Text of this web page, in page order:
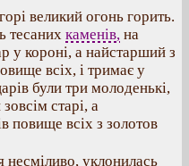
великий огонь горить.
тесаних каменів, на
у короні, а найстарший з
всіх, і тримає у
були три молоденькі,
зовсім старі, а
повище всіх з золотов
уклонилась